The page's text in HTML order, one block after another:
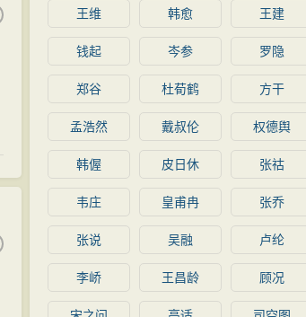
王维 韩愈 王建
钱起 岑参 罗隐
郑谷 杜荀鹤 方干
孟浩然 戴叔伦 权德舆
韩偓 皮日休 张祜
韦庄 皇甫冉 张乔
张说 吴融 卢纶
李峤 王昌龄 顾况